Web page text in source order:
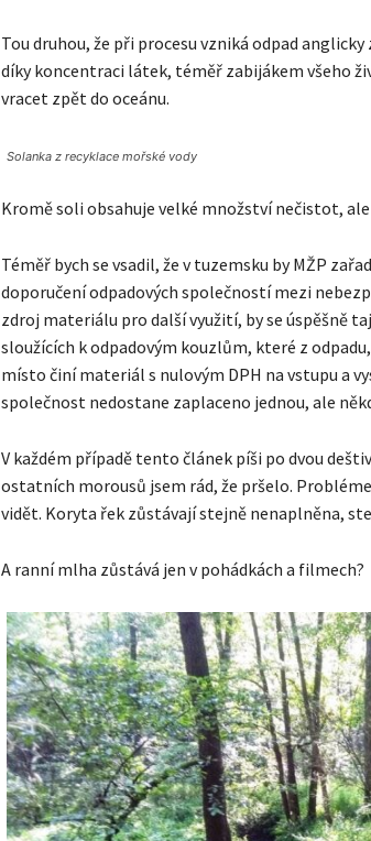
Tou druhou, že při procesu vzniká odpad anglicky
díky koncentraci látek, téměř zabijákem všeho
vracet zpět do oceánu.
Solanka z recyklace mořské vody
Kromě soli obsahuje velké množství nečistot,
Téměř bych se vsadil, že v tuzemsku by MŽP
doporučení odpadových společností mezi
zdroj materiálu pro další využití, by se úspěšně
sloužících k odpadovým kouzlům, které z
místo činí materiál s nulovým DPH na vstupu a
společnost nedostane zaplaceno jednou, ale
V každém případě tento článek píši po dvou
ostatních morousů jsem rád, že pršelo.
vidět. Koryta řek zůstávají stejně nenaplněna,
A ranní mlha zůstává jen v pohádkách a filmech?